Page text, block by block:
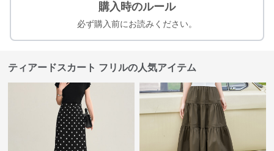
購入時のルール
必ず購入前にお読みください。
ティアードスカート フリルの人気アイテム